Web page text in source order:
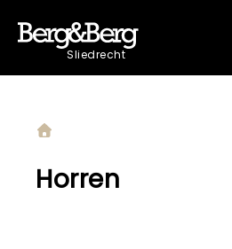
Sliedrecht
Horren